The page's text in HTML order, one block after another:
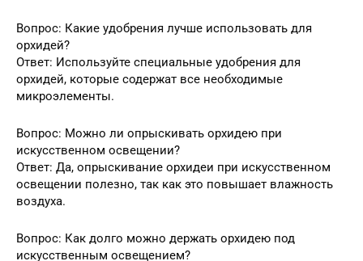
Вопрос: Какие удобрения лучше использовать для
орхидей?
Ответ: Используйте специальные удобрения для
орхидей, которые содержат все необходимые
микроэлементы.
Вопрос: Можно ли опрыскивать орхидею при
искусственном освещении?
Ответ: Да, опрыскивание орхидеи при искусственном
освещении полезно, так как это повышает влажность
воздуха.
Вопрос: Как долго можно держать орхидею под
искусственным освещением?